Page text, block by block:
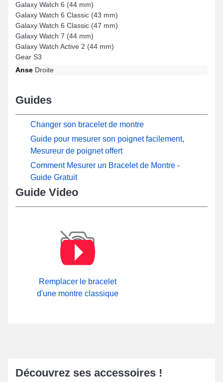
Galaxy Watch 6 (44 mm)
Galaxy Watch 6 Classic (43 mm)
Galaxy Watch 6 Classic (47 mm)
Galaxy Watch 7 (44 mm)
Galaxy Watch Active 2 (44 mm)
Gear S3
Anse Droite
Guides
Changer son bracelet de montre
Guide pour mesurer son poignet facilement,
Mesureur de poignet offert
Comment Mesurer un Bracelet de Montre -
Guide Gratuit
Guide Video
Remplacer le bracelet
d'une montre classique
Découvrez ses accessoires !